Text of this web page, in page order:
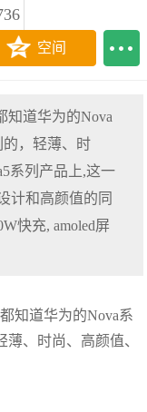
空间
知道华为的Nova
，轻薄、时
系列产品上,这一
计和高颜值的同
快充, amoled屏
知道华为的Nova系
、时尚、高颜值、